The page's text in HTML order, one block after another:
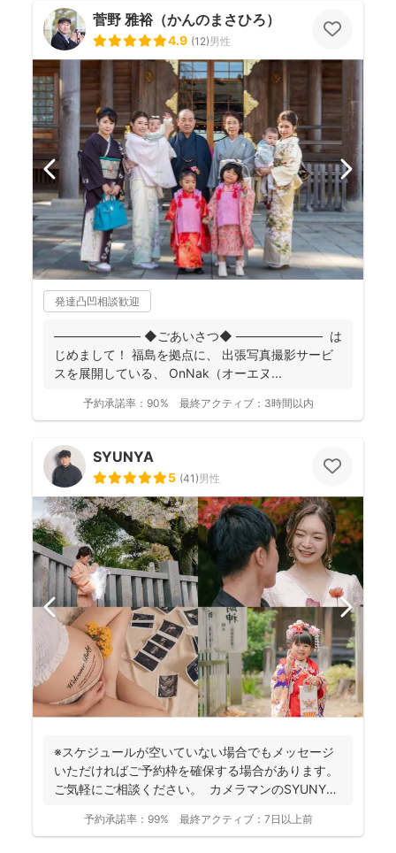
菅野 雅裕（かんのまさひろ）
4.9 (12)男性
発達凸凹相談歓迎
――――――― ◆ごあいさつ◆ ――――――― は
じめまして！ 福島を拠点に、 出張写真撮影サービ
スを展開している、 OnNak（オーエヌ...
予約承諾率： 90% 最終アクティブ： 3時間以内
SYUNYA
5 (41)男性
※スケジュールが空いていない場合でもメッセージ
いただければご予約枠を確保する場合があります。
ご気軽にご相談ください。 カメラマンのSYUNYA
予約承諾率： 99% 最終アクティブ： 7日以上前